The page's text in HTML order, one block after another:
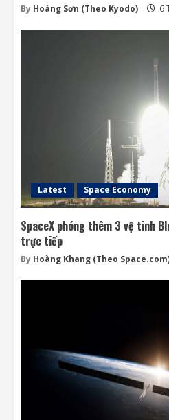
By Hoàng Sơn (Theo Kyodo) 6
Latest Space Economy
SpaceX phóng thêm 3 vệ tinh
trực tiếp
By Hoàng Khang (Theo